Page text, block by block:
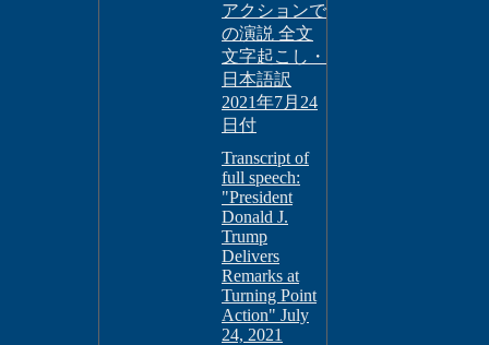
アクションで
の演説 全文
文字起こし・
日本語訳
2021年7月24
日付
Transcript of
full speech:
"President
Donald J.
Trump
Delivers
Remarks at
Turning Point
Action" July
24, 2021